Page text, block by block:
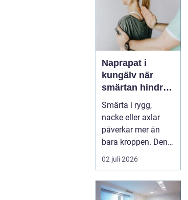
Naprapat i
kungälv när
smärtan hindrar
vardagen
Smärta i rygg,
nacke eller axlar
påverkar mer än
bara kroppen. Den
kan störa sömnen,
göra det svårt ...
02 juli 2026